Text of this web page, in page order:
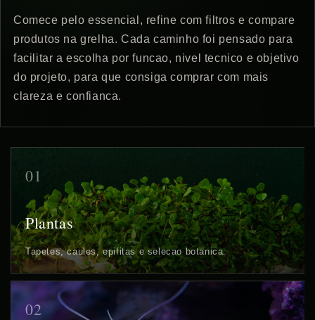
Comece pelo essencial, refine com filtros e compare
produtos na grelha. Cada caminho foi pensado para
facilitar a escolha por funcao, nivel tecnico e objetivo
do projeto, para que consiga comprar com mais
clareza e confianca.
01
Plantas
Tapetes, caules, epifitas e selecao botanica.
02